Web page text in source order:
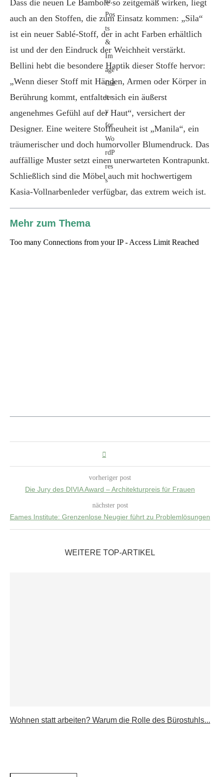
Dass die neuen Le Bambole so zeitgemäß wirken, liegt
auch an den Stoffen, die zum Einsatz kommen: „Sila“
ist ein neuer Sablé-Stoff, der in acht Farben erhältlich
ist und der den Eindruck der Weichheit verstärkt.
Bellini hebt die besondere Haptik dieser Stoffe hervor:
„Wenn dieser Stoff mit Händen, Armen oder Körper in
Berührung kommt, entfaltet sich ein äußerst
angenehmes Gefühl auf der Haut“, versichert der
Designer. Eine weitere Stoffneuheit ist „Manila“, ein
träumerischer und doch humorvoller Blumendruck. Das
auffällige Muster setzt einen unerwarteten Kontrapunkt.
Schließlich sind die Möbel auch mit hochwertigem
Kasia-Vollnarbenleder verfügbar, das extrem weich ist.
Mehr zum Thema
vorheriger post
Die Jury des DIVIA Award – Architekturpreis für Frauen
nächster post
Eames Institute: Grenzenlose Neugier führt zu Problemlösungen
WEITERE TOP-ARTIKEL
Wohnen statt arbeiten? Warum die Rolle des Bürostuhls...